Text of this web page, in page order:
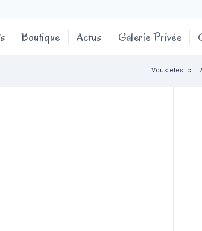
Boutique Actus Galerie Privée
Vous êtes ici :